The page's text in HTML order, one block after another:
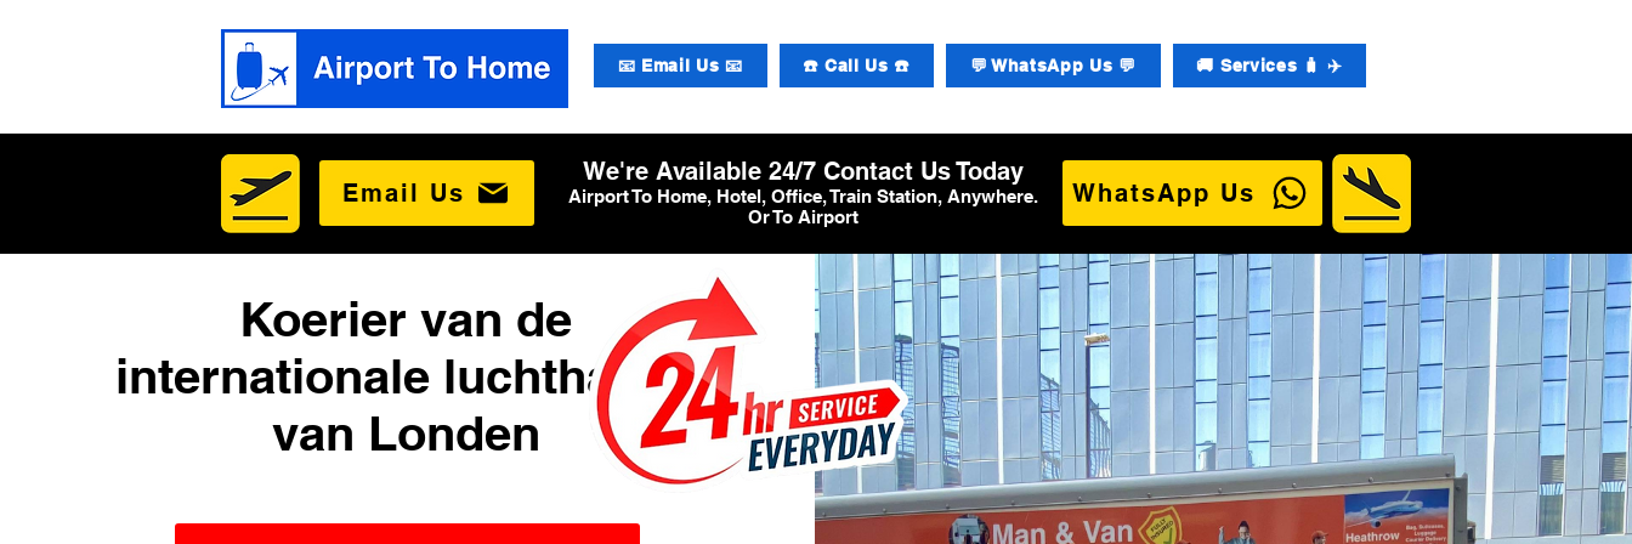
📧 Email Us 📧 ☎️ Call Us ☎️ 💬 WhatsApp Us 💬 🚚 Services 🧳 ✈️
Email Us
We're Available 24/7 Contact Us Today
Airport To Home, Hotel, Office, Train Station, Anywhere.
Or To Airport
WhatsApp Us
Koerier van de
internationale luchthaven
van Londen